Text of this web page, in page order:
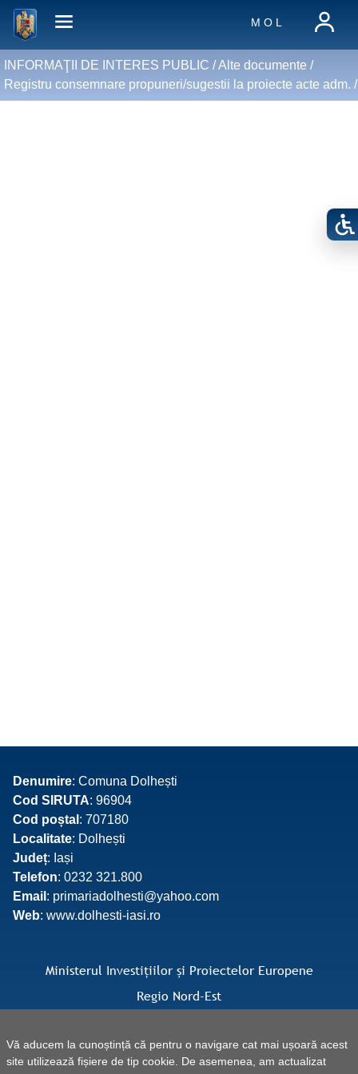
Vă aducem la cunoștință că pentru o navigare cat mai ușoară acest
site utilizează fișiere de tip cookie. De asemenea, am actualizat
M O L
INFORMAŢII DE INTERES PUBLIC /Alte documente /
Registru consemnare propuneri/sugestii la proiecte acte adm. /
Denumire: Comuna Dolhești
Cod SIRUTA: 96904
Cod poștal : 707180
Localitate: Dolhești
Județ: Iași
Telefon: 0232 321.800
Email : primariadolhesti@yahoo.com
Web: www.dolhesti-iasi.ro
Ministerul Investițiilor și Proiectelor Europene
Regio Nord-Est